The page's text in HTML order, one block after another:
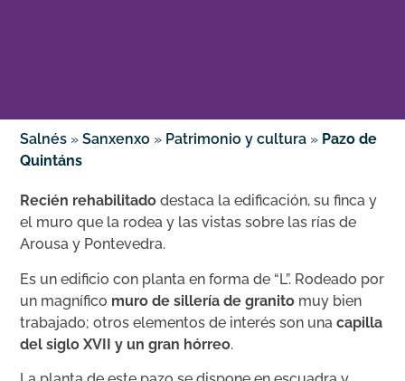
Salnés »Sanxenxo » Patrimonio y cultura » Pazo de
Quintáns
Recién rehabilitado destaca la edificación, su finca y
el muro que la rodea y las vistas sobre las rías de
Arousa y Pontevedra.
Es un edificio con planta en forma de “L”. Rodeado por
un magnífico muro de sillería de granito muy bien
trabajado; otros elementos de interés son unacapilla
del siglo XVII y un gran hórreo.